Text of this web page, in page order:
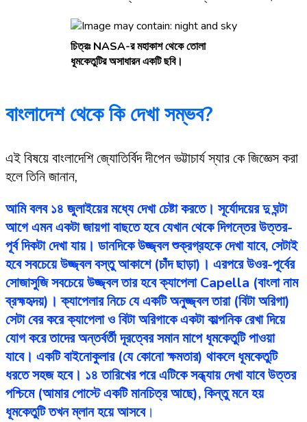
চিত্রঃ NASA-র মহাকাশ থেকে তোলা
ধূমকেতুটির অসাধারন একটি ছবি।
বাংলাদেশ থেকে কি দেখা সম্ভব?
এই বিষয়ে বাংলাদেশি জ্যোতির্বিদ দীপেন ভট্টাচার্য স্যার কে জিজ্ঞেস করা
হলে তিনি জানান,
আমি বলব ১৪ জুলাইয়ের মধ্যে দেখা চেষ্টা করতে। সূর্যোদয়ের দু ঘন্টা
আগে এমন একটা জায়গা বাছতে হবে যেখান থেকে দিগন্তের উত্তর-
পূর্ব দিকটা দেখা যায়। ডানদিকে উজ্জ্বল শুক্রগ্রহকে দেখা যাবে, সেটাই
হবে সবচেয়ে উজ্জ্বল বস্তু আকাশে (চাঁদ ছাড়া)। এরপরে উওর-পূর্বের
সোজাসুজি সবচেয়ে উজ্জ্বল তার হবে ক্যাপেলা Capella (বাংলা নাম
ব্রহ্মহৃদয়)। ক্যাপেলার নিচে যে একটি অনুজ্জ্বল তারা (বিটা অরিগা)
সেটা বের করে ক্যাপেলা ও বিটা অরিগাকে একটা কাল্পনিক রেখা দিয়ে
যোগ করে তাদের অন্তর্বর্তী দূরত্বের সমান মাপে ধূমকেতুটি পাওয়া
যাবে। একটি বাইনোকুলার (যে কোনো ক্ষমতার) থাকলে ধূমকেতুটি
ধরতে সহজ হবে। ১৪ তারিখের পরে এটিকে সন্ধ্যায় দেখা যাবে উত্তর
পশ্চিমে (আমার পোস্টে একটি মানচিত্র আছে), কিন্তু মনে হয়
ধূমকেতুটি তখন ম্লান হয়ে আসবে।